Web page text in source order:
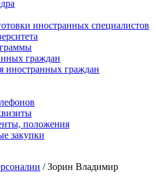
иностранных специалистов
граждан
иностранных граждан
положения
закупки
/ Зорин Владимир